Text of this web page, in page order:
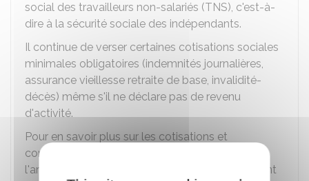
social des travailleurs non-salariés (TNS), c'est-à-
dire à la sécurité sociale des indépendants.
Il continue de verser certaines cotisations sociales
minimales obligatoires (indemnités journalières,
assurance vieillesse retraite de base, invalidité-
décès) même s'il ne déclare pas de revenu
d'activité.
Pour en savoir plus sur les cotisations et
contributions sociales du commerçant ou de
l'artisan, vous pouvez vous reporter au document